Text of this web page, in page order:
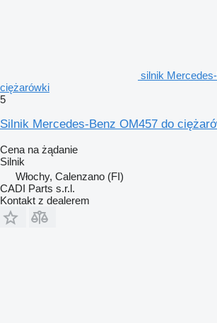
silnik
ciężarówki
5
Silnik Mercedes-Benz OM457 do
Cena na żądanie
Silnik
Włochy, Calenzano (FI)
CADI Parts s.r.l.
Kontakt z dealerem